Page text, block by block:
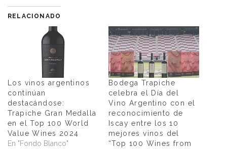
RELACIONADO
Los vinos argentinos
continúan
destacándose:
Trapiche Gran Medalla
en el Top 100 World
Value Wines 2024
En "Fondo Blanco"
Bodega Trapiche
celebra el Día del
Vino Argentino con el
reconocimiento de
Iscay entre los 10
mejores vinos del
“Top 100 Wines from